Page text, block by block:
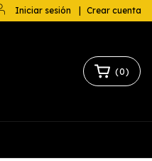
Iniciar sesión Crear cuenta
(0)